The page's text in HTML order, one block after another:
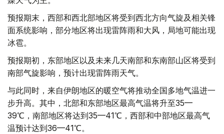
预报期末，西部和西北部地区将受到西北方向气旋及相关锋
面系统影响，部分地区将出现雷阵雨和大风，局地可能出现
冰雹。
预报期初，东部地区以及未来几天南部和东南部山区将受到
南部气旋影响，预计出现雷阵雨天气。
与此同时，来自伊朗地区的暖空气将推动全国多地气温进一
步升高。其中，北部和东部地区最高气温将升至35—
39℃，南部地区将达到35—41℃，西部和中部地区最高气
温预计达到36—41℃。